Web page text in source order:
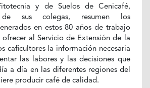
y de Suelos de Cenicafé,
de sus colegas, resumen los
en estos 80 años de trabajo
al Servicio de Extensión de la
caficultores la información necesaria
las labores y las decisiones que
a día en las diferentes regiones del
producir café de calidad.